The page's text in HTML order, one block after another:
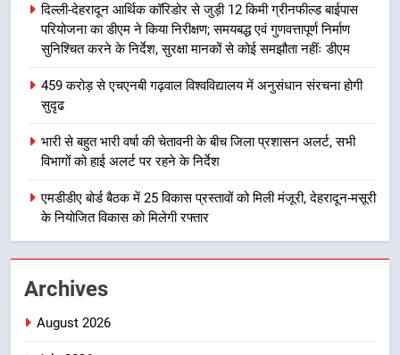
8
भारी बारिश का अलर्ट! 6 अगस्त को
उत्तराखण्ड
1
मुख्यमंत्री धामी बोले- युवाओं को रोजगार
वाले महीनों में हजारों पदों पर की जाएगी
भर्ती
उत्तराखण्ड
दिल्ली-देहरादून आर्थिक कॉरिडोर से जुड़ी 12 किमी ग्रीनफील्ड बाईपास
परियोजना का डीएम ने किया निरीक्षण; समयबद्ध एवं गुणवत्तापूर्ण निर्माण
सुनिश्चित करने के निर्देश, सुरक्षा मानकों से कोई समझौता नहींः डीएम
459 करोड़ से एचएनबी गढ़वाल विश्वविद्यालय में अनुसंधान संरचना होगी
सुदृढ
भारी से बहुत भारी वर्षा की चेतावनी के बीच जिला प्रशासन अलर्ट, सभी
विभागों को हाई अलर्ट पर रहने के निर्देश
एमडीडीए बोर्ड बैठक में 25 विकास प्रस्तावों को मिली मंजूरी, देहरादून-मसूरी
के नियोजित विकास को मिलेगी रफ्तार
Archives
August 2026